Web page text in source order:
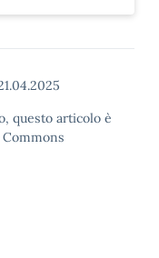
questo articolo è